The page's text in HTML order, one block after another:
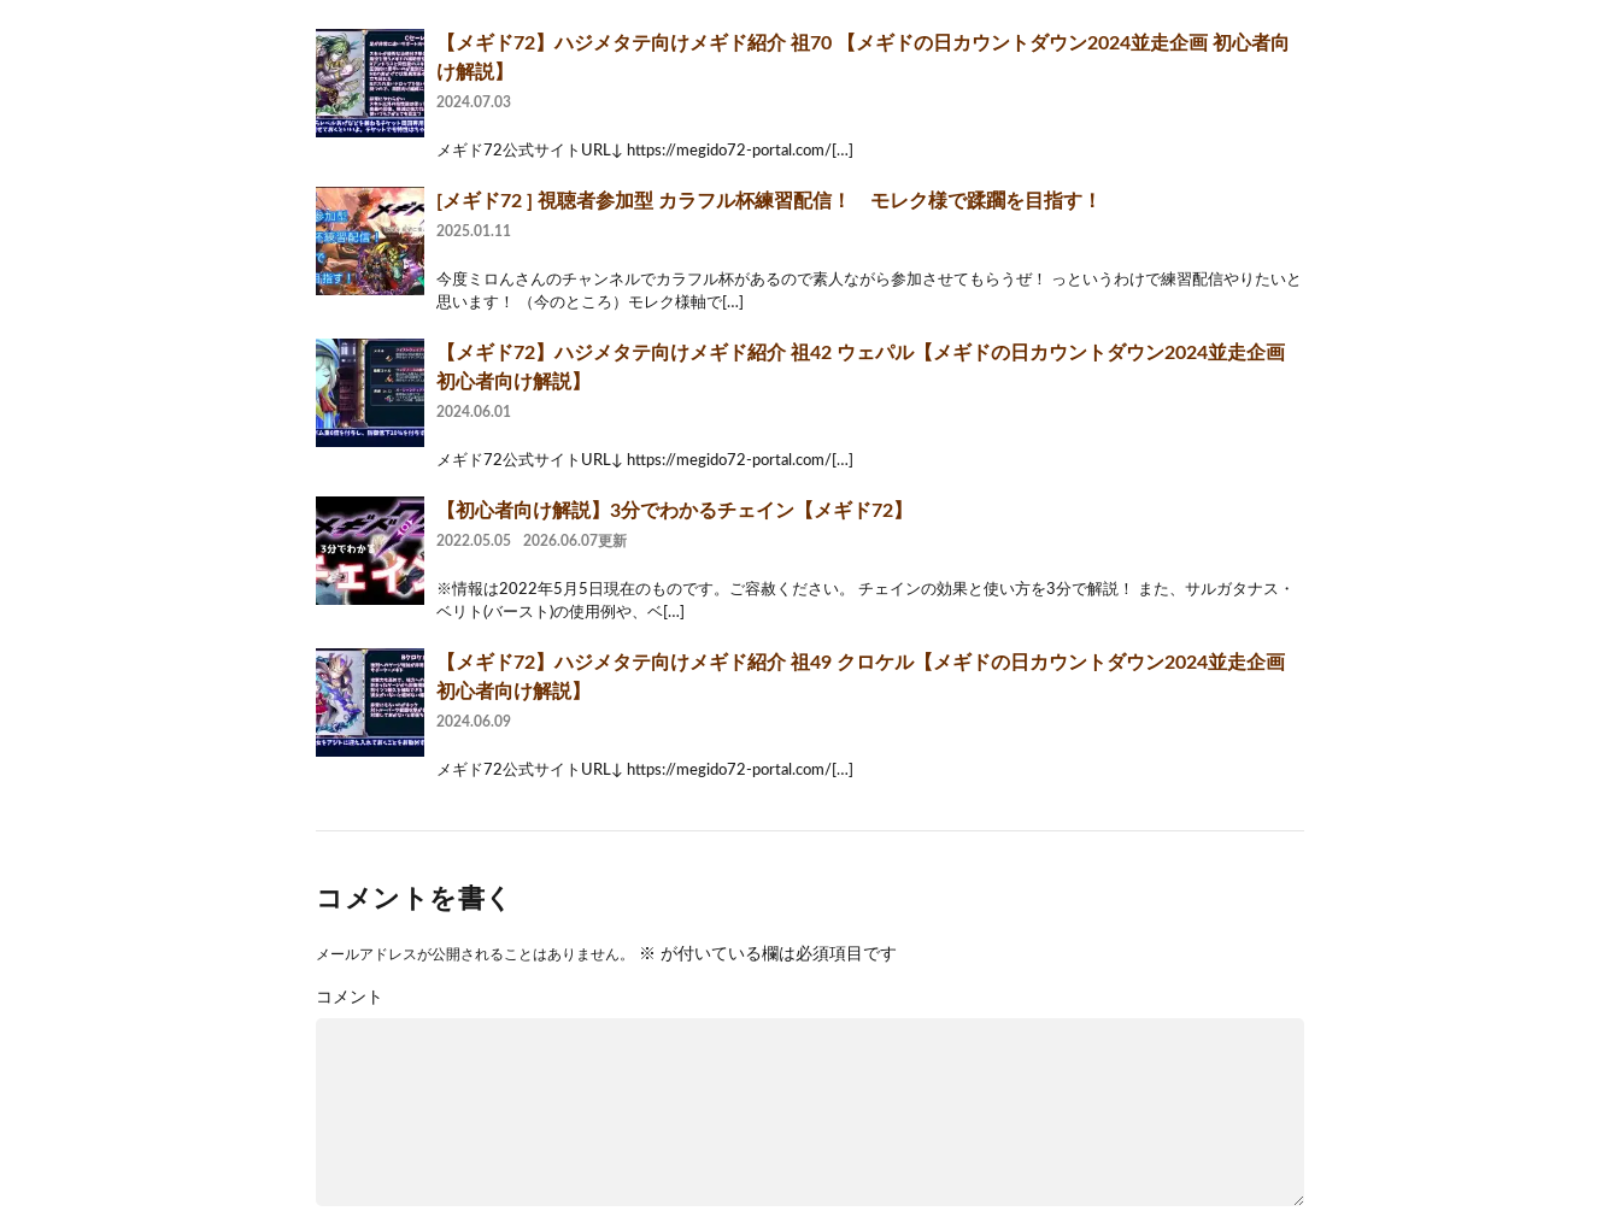
【メギド72】ハジメタテ向けメギド紹介 祖70 【メギドの日カウントダウン2024並走企画 初心者向
け解説】
2024.07.03
メギド72公式サイトURL↓ https://megido72-portal.com/[…]
[メギド72 ] 視聴者参加型 カラフル杯練習配信！ モレク様で蹂躙を目指す！
2025.01.11
今度ミロんさんのチャンネルでカラフル杯があるので素人ながら参加させてもらうぜ！ っというわけで練習配信やりたいと
思います！ （今のところ）モレク様軸で[…]
【メギド72】ハジメタテ向けメギド紹介 祖42 ウェパル【メギドの日カウントダウン2024並走企画
初心者向け解説】
2024.06.01
メギド72公式サイトURL↓ https://megido72-portal.com/[…]
【初心者向け解説】3分でわかるチェイン【メギド72】
2022.05.05 2026.06.07更新
※情報は2022年5月5日現在のものです。ご容赦ください。 チェインの効果と使い方を3分で解説！ また、サルガタナス・
ベリト(バースト)の使用例や、ベ[…]
【メギド72】ハジメタテ向けメギド紹介 祖49 クロケル【メギドの日カウントダウン2024並走企画
初心者向け解説】
2024.06.09
メギド72公式サイトURL↓ https://megido72-portal.com/[…]
コメントを書く
メールアドレスが公開されることはありません。 ※ が付いている欄は必須項目です
コメント